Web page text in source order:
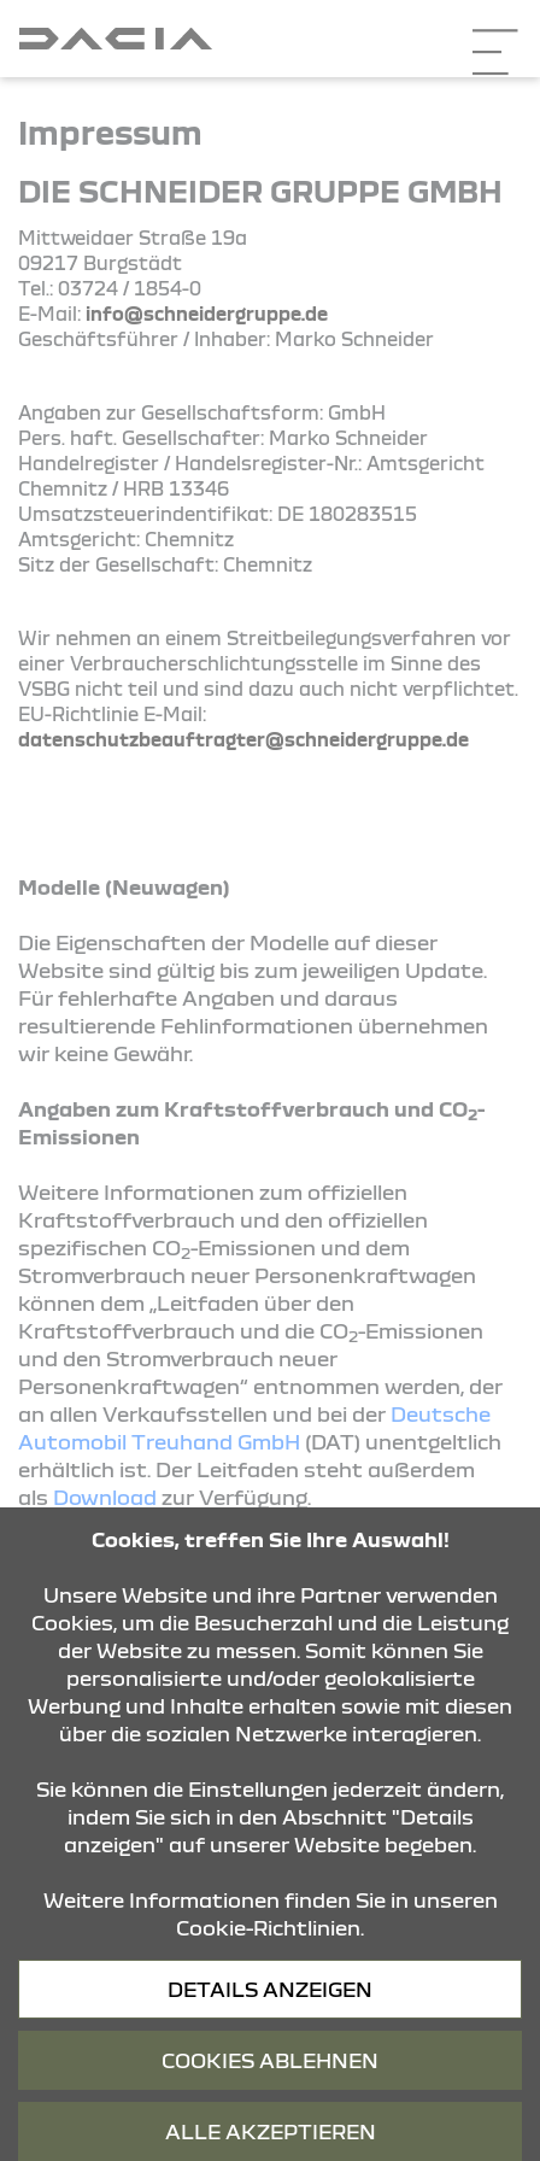
Impressum
DIE SCHNEIDER GRUPPE GMBH
Mittweidaer Straße 19a
09217 Burgstädt
Tel.: 03724 / 1854-0
E-Mail: info@schneidergruppe.de
Geschäftsführer / Inhaber: Marko Schneider
Angaben zur Gesellschaftsform: GmbH
Pers. haft. Gesellschafter: Marko Schneider
Handelregister / Handelsregister-Nr.: Amtsgericht
Chemnitz / HRB 13346
Umsatzsteuerindentifikat: DE 180283515
Amtsgericht: Chemnitz
Sitz der Gesellschaft: Chemnitz
Wir nehmen an einem Streitbeilegungsverfahren vor
einer Verbraucherschlichtungsstelle im Sinne des
VSBG nicht teil und sind dazu auch nicht verpflichtet.
EU-Richtlinie E-Mail:
datenschutzbeauftragter@schneidergruppe.de
Modelle (Neuwagen)
Die Eigenschaften der Modelle auf dieser
Website sind gültig bis zum jeweiligen Update.
Für fehlerhafte Angaben und daraus
resultierende Fehlinformationen übernehmen
wir keine Gewähr.
Angaben zum Kraftstoffverbrauch und CO2-
Emissionen
Weitere Informationen zum offiziellen
Kraftstoffverbrauch und den offiziellen
spezifischen CO2-Emissionen und dem
Stromverbrauch neuer Personenkraftwagen
können dem „Leitfaden über den
Kraftstoffverbrauch und die CO2-Emissionen
und den Stromverbrauch neuer
Personenkraftwagen“ entnommen werden, der
an allen Verkaufsstellen und bei der Deutsche
Automobil Treuhand GmbH (DAT) unentgeltlich
erhältlich ist. Der Leitfaden steht außerdem
als Download zur Verfügung.
KONTAKT & ANFAHRT
ÖFFNUNGSZEITEN
STANDORTE
Datenschutz
© 2026 Dacia
Cookies, treffen Sie Ihre Auswahl!
Unsere Website und ihre Partner verwenden
Cookies, um die Besucherzahl und die Leistung
der Website zu messen. Somit können Sie
personalisierte und/oder geolokalisierte
Werbung und Inhalte erhalten sowie mit diesen
über die sozialen Netzwerke interagieren.
Sie können die Einstellungen jederzeit ändern,
indem Sie sich in den Abschnitt "Details
anzeigen" auf unserer Website begeben.
Weitere Informationen finden Sie in unseren
Cookie-Richtlinien.
DETAILS ANZEIGEN
COOKIES ABLEHNEN
ALLE AKZEPTIEREN